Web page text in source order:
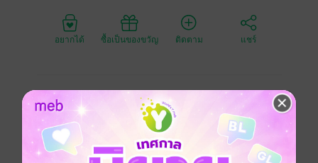
อยากได้ ซื้อเป็นของขวัญ ติดตาม แชร์
หนังสือ "AI ผู้ช่วยพยากรณ์โหราศาสตร์"
เป็นผลจากการทดลองใช้งาน AI
ในการช่วยวิเคราะห์ดวงชะตาจากดวงดาว
การตีความความสัมพันธ์ระหว่างตำแหน่งดาว
และการทำนายแนวโน้มชีวิตในอนาคต ด้วยเทคนิคต่าง ๆ